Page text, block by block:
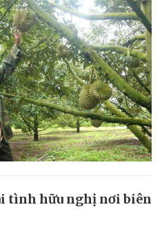
tình hữu nghị nơi biên